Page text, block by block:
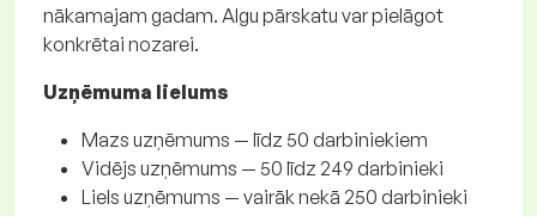
nākamajam gadam. Algu pārskatu var pielāgot
konkrētai nozarei.
Uzņēmuma lielums
Mazs uzņēmums — līdz 50 darbiniekiem
Vidējs uzņēmums — 50 līdz 249 darbinieki
Liels uzņēmums — vairāk nekā 250 darbinieki